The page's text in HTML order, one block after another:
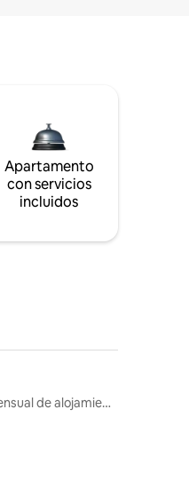
Apartamento
con servicios
incluidos
Renta mensual de alojamientos